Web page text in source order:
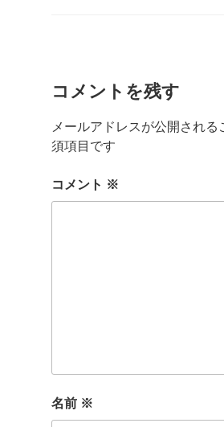
コメントを残す
メールアドレスが公開される
須項目です
コメント ※
名前 ※